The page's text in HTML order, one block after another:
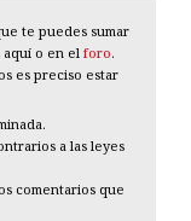
te puedes sumar
o en el foro.
es preciso estar
a las leyes
comentarios que